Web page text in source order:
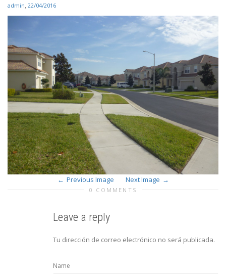
admin, 22/04/2016
Previous Image Next Image
0 COMMENTS
Leave a reply
Tu dirección de correo electrónico no será publicada.
Name